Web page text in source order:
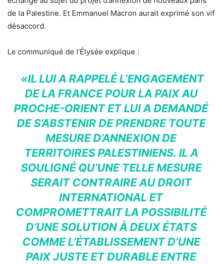
de la Palestine. Et Emmanuel Macron aurait exprimé son vif
désaccord.
Le communiqué de l’Élysée explique :
«IL LUI A RAPPELÉ L’ENGAGEMENT
DE LA FRANCE POUR LA PAIX AU
PROCHE-ORIENT ET LUI A DEMANDÉ
DE S’ABSTENIR DE PRENDRE TOUTE
MESURE D’ANNEXION DE
TERRITOIRES PALESTINIENS. IL A
SOULIGNÉ QU’UNE TELLE MESURE
SERAIT CONTRAIRE AU DROIT
INTERNATIONAL ET
COMPROMETTRAIT LA POSSIBILITÉ
D’UNE SOLUTION À DEUX ÉTATS
COMME L’ÉTABLISSEMENT D’UNE
PAIX JUSTE ET DURABLE ENTRE